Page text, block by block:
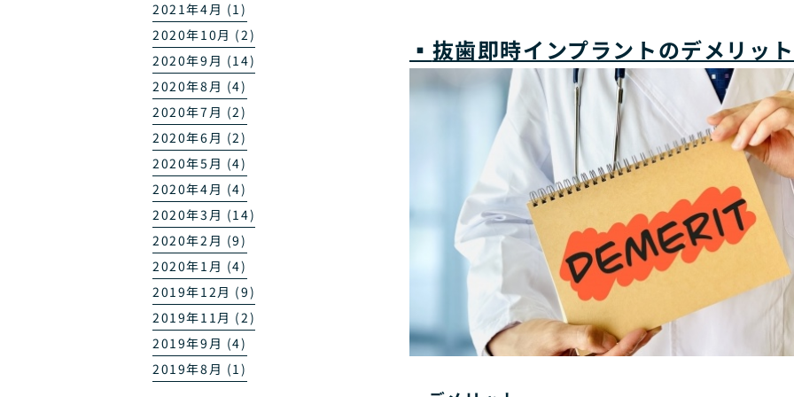
▪️ 抜歯即時インプラントのデメリット
2021年4月 (1)
2020年10月 (2)
2020年9月 (14)
2020年8月 (4)
2020年7月 (2)
2020年6月 (2)
2020年5月 (4)
2020年4月 (4)
2020年3月 (14)
2020年2月 (9)
2020年1月 (4)
2019年12月 (9)
2019年11月 (2)
2019年9月 (4)
2019年8月 (1)